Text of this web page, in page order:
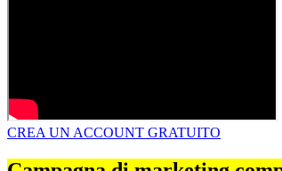
CREA UN ACCOUNT GRATUITO